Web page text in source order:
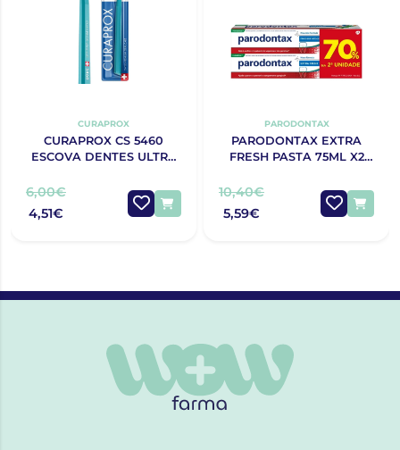
CURAPROX
CURAPROX CS 5460
ESCOVA DENTES ULTRA
6,00€
4,51€
PARODONTAX
PARODONTAX EXTRA
FRESH PASTA 75ML X2
10,40€
5,59€